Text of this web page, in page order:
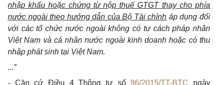
nhập khẩu hoặc chứng từ nộp thuế GTGT thay cho phía
nước ngoài theo hướng dẫn của Bộ Tài chính áp dụng đối
với các tổ chức nước ngoài không có tư cách pháp nhân
Việt Nam và cá nhân nước ngoài kinh doanh hoặc có thu
nhập phát sinh tại Việt Nam.
...”
- Căn cứ Điều 4 Thông tư số96/2015/TT-BTC ngày